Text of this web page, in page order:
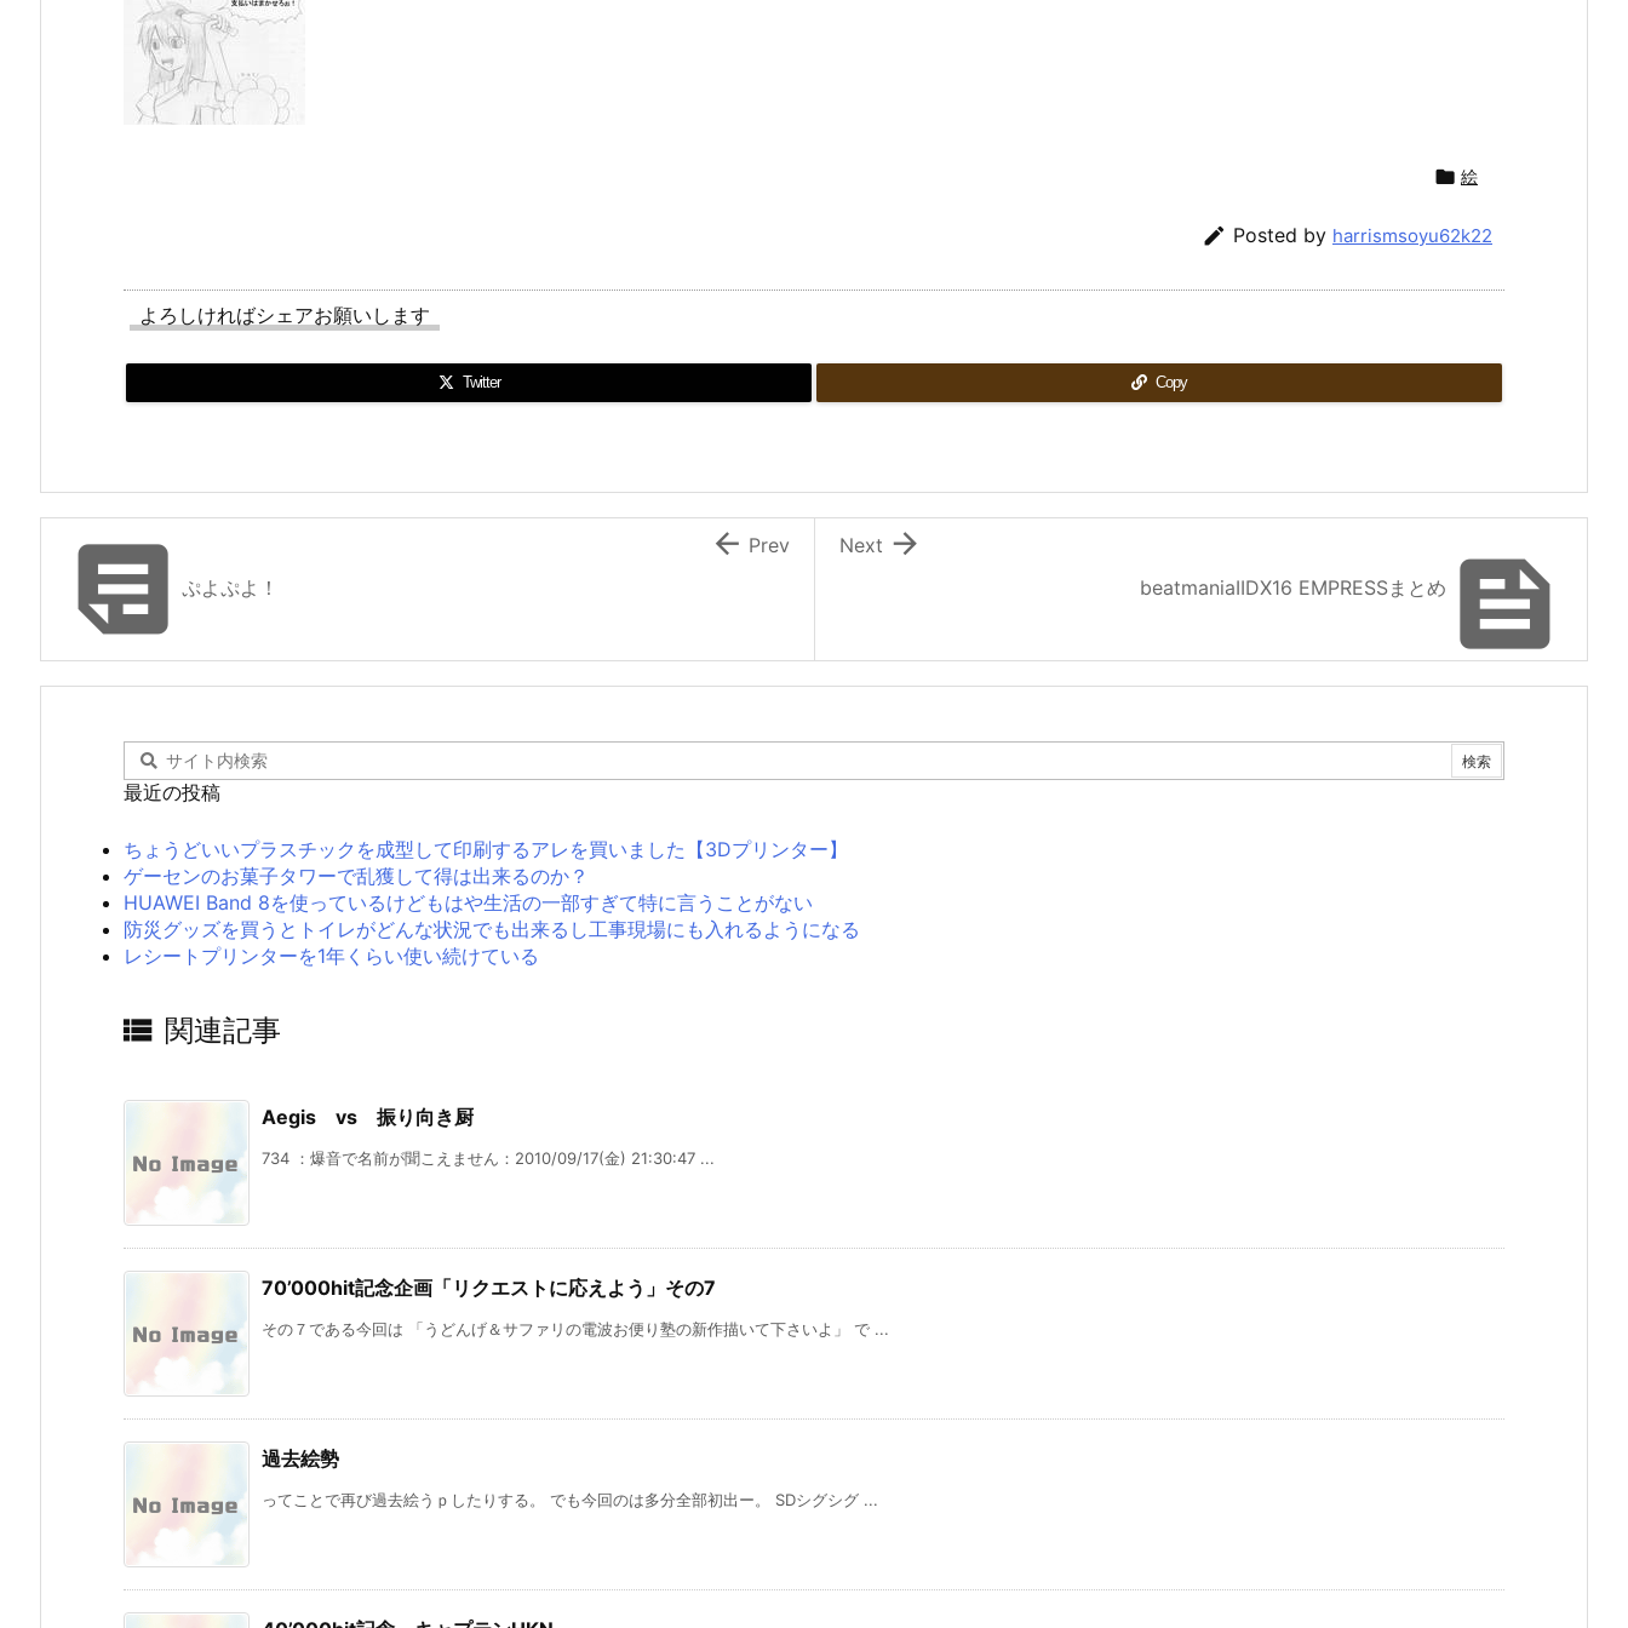
 絵
 Posted by harrismsoyu62k22
よろしければシェアお願いします
Twitter Copy

beatmaniaIIDX16 EMPRESSまとめ

Next
ぷよぷよ！
 Prev
最近の投稿
ちょうどいいプラスチックを成型して印刷するアレを買いました【3Dプリンター】
ゲーセンのお菓子タワーで乱獲して得は出来るのか？
HUAWEI Band 8を使っているけどもはや生活の一部すぎて特に言うことがない
防災グッズを買うとトイレがどんな状況でも出来るし工事現場にも入れるようになる
レシートプリンターを1年くらい使い続けている
 関連記事
Aegis vs 振り向き厨
734 ：爆音で名前が聞こえません：2010/09/17(金) 21:30:47 ...
70’000hit記念企画「リクエストに応えよう」その7
その７である今回は 「うどんげ＆サファリの電波お便り塾の新作描いて下さいよ」 で ...
過去絵勢
ってことで再び過去絵うｐしたりする。 でも今回のは多分全部初出ー。 SDシグシグ ...